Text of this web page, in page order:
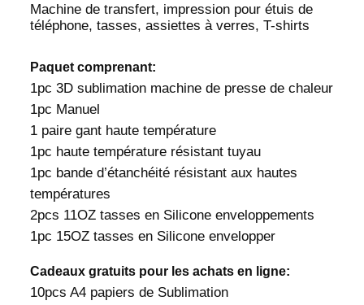
m
a
i
n
3
D
Machine de transfert, impression pour étuis de
téléphone, tasses, assiettes à verres, T-shirts
Paquet comprenant:
1pc 3D sublimation machine de presse de chaleur
1pc Manuel
1 paire gant haute température
1pc haute température résistant tuyau
1pc bande d’étanchéité résistant aux hautes
températures
2pcs 11OZ tasses en Silicone enveloppements
1pc 15OZ tasses en Silicone envelopper
Cadeaux gratuits pour les achats en ligne:
10pcs A4 papiers de Sublimation